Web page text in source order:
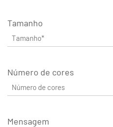
Tamanho
Número de cores
Mensagem